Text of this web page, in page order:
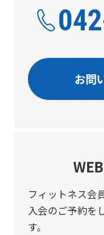
お問
フィットネス会
入会のご予約を
す。